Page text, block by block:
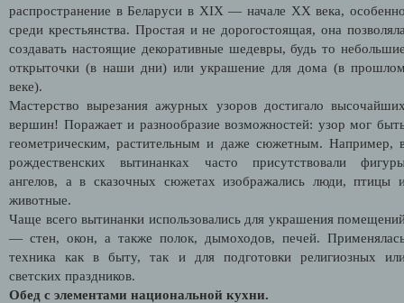
распространение в Беларуси в XIX — начале XX века,
среди крестьянства. Простая и не дорогостоящая, она
создавать настоящие декоративные шедевры, будь то
открыточки (в наши дни) или украшение для дома (в
веке).
Мастерство вырезания ажурных узоров достигало
вершин! Поражает и разнообразие возможностей: узор мог
геометрическим, растительным и даже сюжетным. Например,
рождественских вытинанках часто присутствовали
ангелов, а в сказочных сюжетах изображались люди, птицы
животные.
Чаще всего вытинанки использовались для украшения
— стен, окон, а также полок, дымоходов, печей.
техника как в быту, так и для подготовки религиозных
светских праздников.
Обед с элементами национальной кухни.